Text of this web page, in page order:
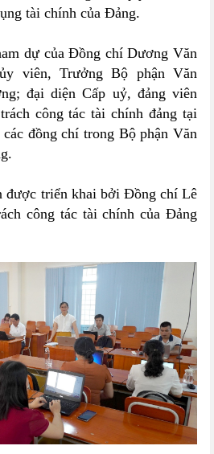
tài chính của Đảng.
dự của Đồng chí Dương Văn
viên, Trưởng Bộ phận Văn
đại diện Cấp uỷ, đảng viên
công tác tài chính đảng tại
đồng chí trong Bộ phận Văn
.
được triển khai bởi Đồng chí Lê
công tác tài chính của Đảng